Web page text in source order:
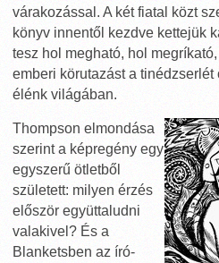
várakozással. A két fiatal közt
könyv innentől kezdve kettejük
tesz hol megható, hol
emberi körutazást a
élénk világában.
Thompson elmondása
szerint a képregény egy
egyszerű ötletből
született: milyen érzés
először együttaludni
valakivel? És a
Blanketsben az író-